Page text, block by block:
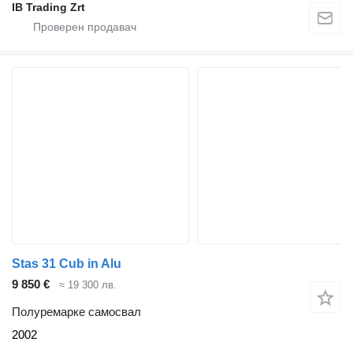
IB Trading Zrt
Stas 31 Cub in Alu
9 850 €
≈ 19 300 лв.
Полуремарке самосвал
2002